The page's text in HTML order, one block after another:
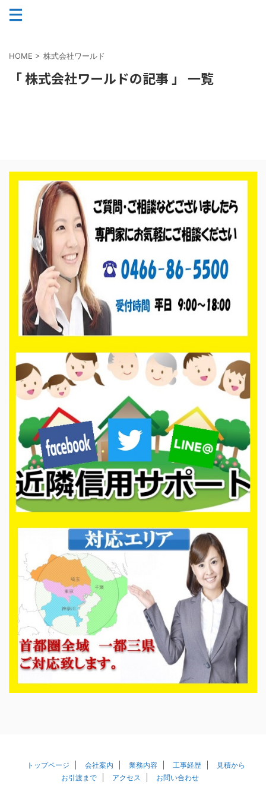
HOME > 株式会社ワールド
「 株式会社ワールドの記事 」 一覧
トップページ 会社案内 業務内容 工事経歴
見積から
お引渡まで
アクセス お問い合わせ